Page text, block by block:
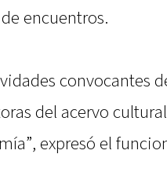
encuentros.
convocantes
del acervo
expresó el